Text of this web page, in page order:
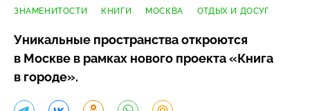
ЗНАМЕНИТОСТИ КНИГИ МОСКВА ОТДЫХ И ДОСУГ
Уникальные пространства откроются
в Москве в рамках нового проекта «Книга
в городе».